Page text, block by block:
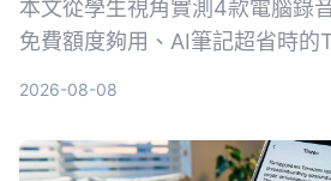
本文從學生視角實測4款電腦錄
免費額度夠用、AI筆記超省時的
2026-08-08